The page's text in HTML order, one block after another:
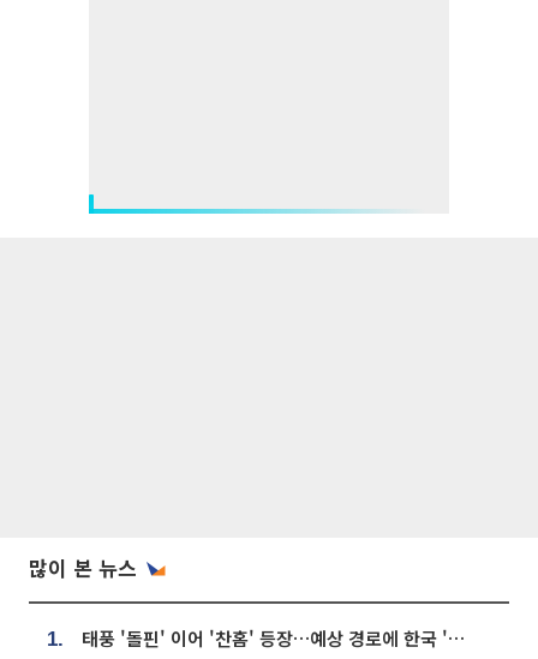
많이 본 뉴스
1. 태풍 '돌핀' 이어 '찬홈' 등장…예상 경로에 한국 '한숨'